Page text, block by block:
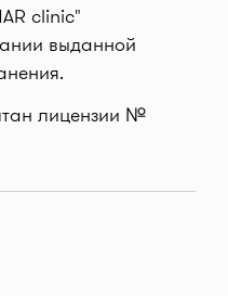
clinic"
выданной
лицензии №